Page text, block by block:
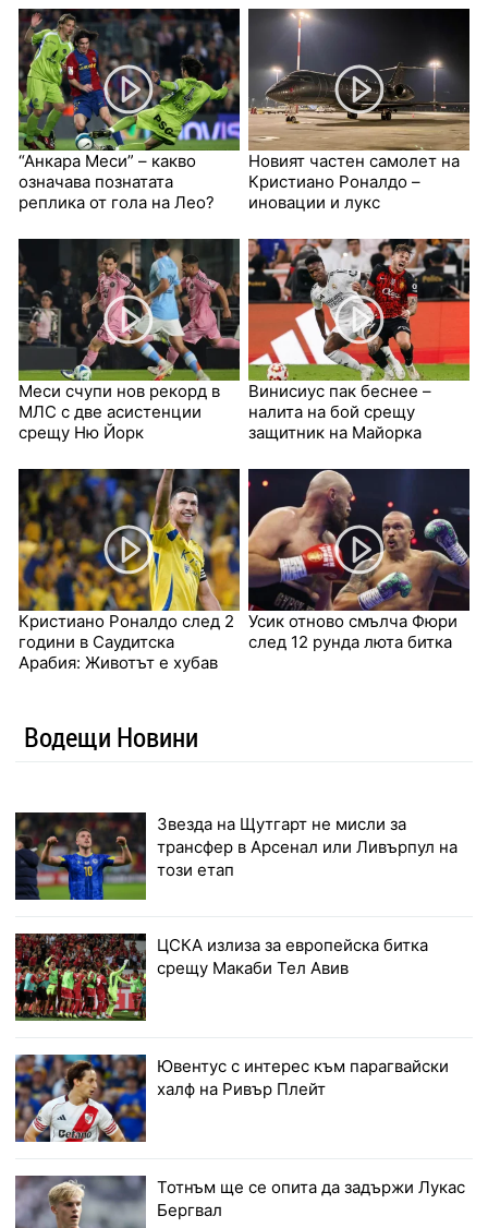
“Анкара Меси” – какво
означава познатата
реплика от гола на Лео?
Новият частен самолет на
Кристиано Роналдо –
иновации и лукс
Меси счупи нов рекорд в
МЛС с две асистенции
срещу Ню Йорк
Винисиус пак беснее –
налита на бой срещу
защитник на Майорка
Кристиано Роналдо след 2
години в Саудитска
Арабия: Животът е хубав
Усик отново смълча Фюри
след 12 рунда люта битка
Водещи Новини
Звезда на Щутгарт не мисли за
трансфер в Арсенал или Ливърпул на
този етап
ЦСКА излиза за европейска битка
срещу Макаби Тел Авив
Ювентус с интерес към парагвайски
халф на Ривър Плейт
Тотнъм ще се опита да задържи Лукас
Бергвал